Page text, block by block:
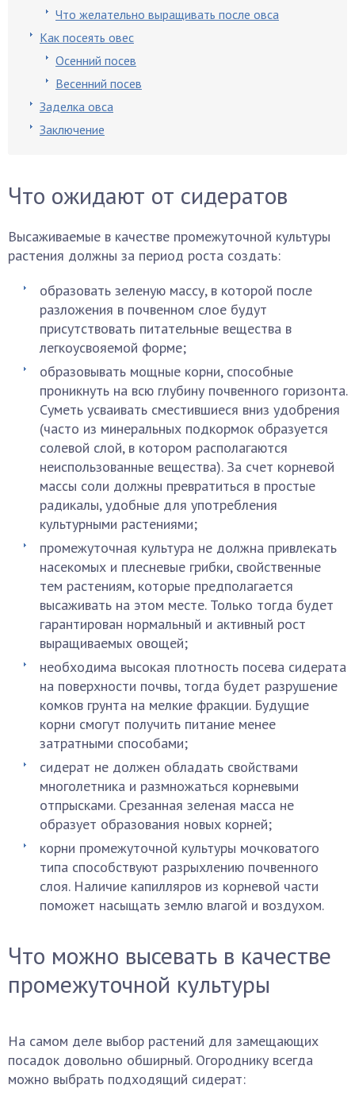
Что желательно выращивать после овса
Как посеять овес
Осенний посев
Весенний посев
Заделка овса
Заключение
Что ожидают от сидератов
Высаживаемые в качестве промежуточной культуры
растения должны за период роста создать:
образовать зеленую массу, в которой после
разложения в почвенном слое будут
присутствовать питательные вещества в
легкоусвояемой форме;
образовывать мощные корни, способные
проникнуть на всю глубину почвенного горизонта.
Суметь усваивать сместившиеся вниз удобрения
(часто из минеральных подкормок образуется
солевой слой, в котором располагаются
неиспользованные вещества). За счет корневой
массы соли должны превратиться в простые
радикалы, удобные для употребления
культурными растениями;
промежуточная культура не должна привлекать
насекомых и плесневые грибки, свойственные
тем растениям, которые предполагается
высаживать на этом месте. Только тогда будет
гарантирован нормальный и активный рост
выращиваемых овощей;
необходима высокая плотность посева сидерата
на поверхности почвы, тогда будет разрушение
комков грунта на мелкие фракции. Будущие
корни смогут получить питание менее
затратными способами;
сидерат не должен обладать свойствами
многолетника и размножаться корневыми
отпрысками. Срезанная зеленая масса не
образует образования новых корней;
корни промежуточной культуры мочковатого
типа способствуют разрыхлению почвенного
слоя. Наличие капилляров из корневой части
поможет насыщать землю влагой и воздухом.
Что можно высевать в качестве
промежуточной культуры
На самом деле выбор растений для замещающих
посадок довольно обширный. Огороднику всегда
можно выбрать подходящий сидерат: